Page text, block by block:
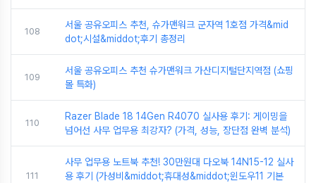
108
서울 공유오피스 추천, 슈가맨워크 군자역 1호점 가격&mid
dot;시설&middot;후기 총정리
109
서울 공유오피스 추천 슈가맨워크 가산디지털단지역점 (쇼핑
몰 특화)
110
Razer Blade 18 14Gen R4070 실사용 후기: 게이밍을
넘어선 사무 업무용 최강자? (가격, 성능, 장단점 완벽 분석)
111
사무 업무용 노트북 추천! 30만원대 다오북 14N15-12 실사
용 후기 (가성비&middot;휴대성&middot;윈도우11 기본